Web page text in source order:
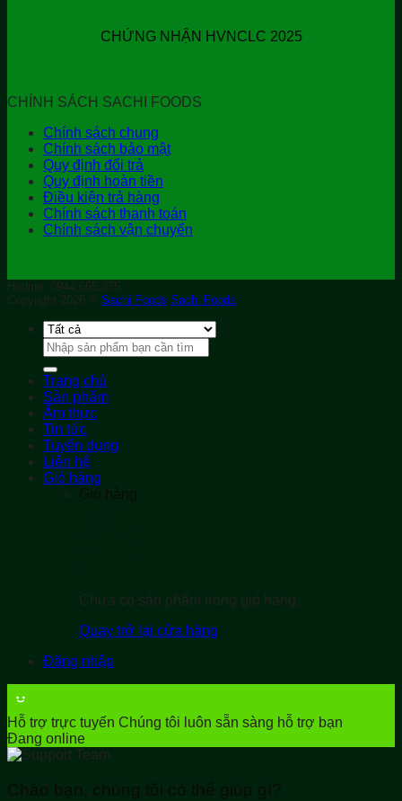
CHỨNG NHẬN HVNCLC 2025
CHÍNH SÁCH SACHI FOODS
Chính sách chung
Chính sách bảo mật
Quy định đổi trả
Quy định hoàn tiền
Điều kiện trả hàng
Chính sách thanh toán
Chính sách vận chuyển
Hotline: 0944.665.375
Copyright 2026 © Sachi Foods Sachi Foods
Tìm
kiếm:
Trang chủ
Sản phẩm
Ẩm thực
Tin tức
Tuyển dụng
Liên hệ
Giỏ hàng
Giỏ hàng
Chưa có sản phẩm trong giỏ hàng.
Quay trở lại cửa hàng
Đăng nhập
Hỗ trợ trực tuyến Chúng tôi luôn sẵn sàng hỗ trợ bạn
Đang online
Chào bạn, chúng tôi có thể giúp gì?